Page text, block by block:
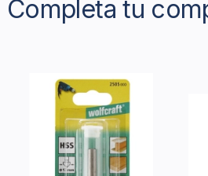
Completa tu